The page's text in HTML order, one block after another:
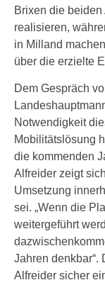
Brixen die
realisieren,
in Milland
über die erzielte
Dem Gespräch
Notwendigkeit
Mobilitätslösung
die kommenden
Alfreider zeigt
Umsetzung
sei. „Wenn die
weitergeführt
Jahren denkbar“.
Alfreider sicher